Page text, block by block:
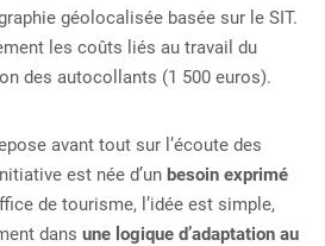
géolocalisée basée sur le SIT.
les coûts liés au travail du
des autocollants (1 500 euros).
avant tout sur l’écoute des
est née d’un besoin exprimé
de tourisme, l’idée est simple,
dans une logique d’adaptation au